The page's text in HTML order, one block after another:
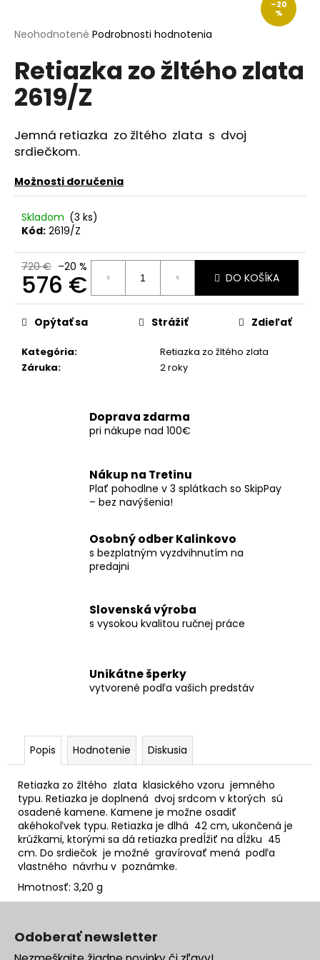
Priemerné
produktu
je
0,0
z
hviezdičiek.
Neohodnotené Podrobnosti hodnotenia
Retiazka zo žltého zlata
2619/Z
Jemná retiazka zo žltého zlata s dvoj
srdiečkom.
Možnosti doručenia
Skladom (3 ks)
Kód: 2619/Z
720 € –20 %
576 €
Jednotková
cena:
DO KOŠÍKA
Kategória:
Retiazka zo žltého zlata
Záruka: 2 roky
Opýtať sa Strážiť Zdieľať
–20
%
Doprava zdarma
pri nákupe nad 100€
Nákup na Tretinu
Plať pohodlne v 3 splátkach so SkipPay
– bez navýšenia!
Osobný odber Kalinkovo
s bezplatným vyzdvihnutím na
predajni
Slovenská výroba
s vysokou kvalitou ručnej práce
Unikátne šperky
vytvorené podľa vašich predstáv
Popis Hodnotenie Diskusia
Retiazka zo žltého zlata klasického vzoru jemného
typu. Retiazka je doplnená dvoj srdcom v ktorých sú
osadené kamene. Kamene je možne osadiť
akéhokoľvek typu. Retiazka je dlhá 42 cm, ukončená je
krúžkami, ktorými sa dá retiazka predĺžiť na dĺžku 45
cm. Do srdiečok je možné gravírovať mená podľa
vlastného návrhu v poznámke.
Hmotnosť: 3,20 g
j
ť
?
O
p
o
ú
č
m
e
Odoberať newsletter